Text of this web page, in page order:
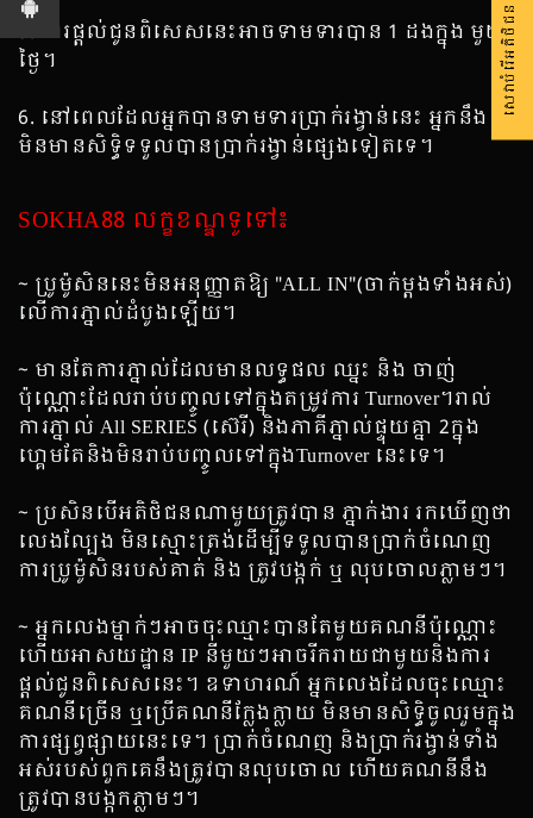
5. ការផ្តល់ជូនពិសេសនេះអាចទាមទារបាន 1 ដងក្នុង មួយ
ថ្ងៃ។
6. នៅពេលដែលអ្នកបានទាមទារប្រាក់រង្វាន់នេះ អ្នកនឹង
មិនមានសិទ្ធិទទួលបានប្រាក់រង្វាន់ផ្សេងទៀតទេ។
SOKHA88 លក្ខខណ្ឌទូទៅ៖
~ ប្រូម៉ូសិននេះមិនអនុញ្ញាតឱ្យ "ALL IN"(ចាក់ម្ដងទាំងអស់)
លើការភ្នាល់ដំបូងឡើយ។
~ មានតែការភ្នាល់ដែលមានលទ្ធផល ឈ្នះ និង ចាញ់
ប៉ុណ្ណោះដែលរាប់បញ្ចូលទៅក្នុងតម្រូវការ Turnover។រាល់
ការភ្នាល់ All SERIES (ស៊េរី) និងភាគីភ្នាល់ផ្ទុយគ្នា 2ក្នុង
ហ្គេមតែនិងមិនរាប់បញ្ចូលទៅក្នុងTurnover នេះទេ។
~ ប្រសិនបើអតិថិជនណាមួយត្រូវបាន ភ្នាក់ងារ រកឃើញថា
លេងល្បែង មិនស្មេាះត្រង់ដើម្បីទទួលបានប្រាក់ចំណេញ
ការប្រូម៉ូសិនរបស់គាត់ និង ត្រូវបង្កក់ ឬ លុបចោលភ្លាមៗ។
~ អ្នកលេងម្នាក់ៗអាចចុះឈ្មាះបានតែមួយគណនីប៉ុណ្ណោះ
ហើយអាសយដ្ឋាន IP នីមួយៗអាចរីករាយជាមួយនិងការ
ផ្តល់ជូនពិសេសនេះ។ ឧទាហរណ៍ អ្នកលេងដែលចុះឈ្មោះ
គណនីច្រើន ឬប្រើគណនីក្លែងក្លាយ មិនមានសិទ្ធិចូលរួមក្នុង
ការផ្សព្វផ្សាយនេះទេ។ ប្រាក់ចំណេញ និងប្រាក់រង្វាន់ទាំង
អស់របស់ពួកគេនឹងត្រូវបានលុបចោល ហើយគណនីនឹង
ត្រូវបានបង្កកភ្លាមៗ។
សេវាបំរើអតិថិជន